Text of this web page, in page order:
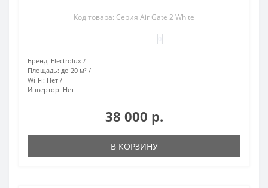
Код товара: Серия Air Gate 2 White
Бренд: Electrolux
Площадь: до 20 м²
Wi-Fi: Нет
Инвертор: Нет
38 000 р.
В КОРЗИНУ